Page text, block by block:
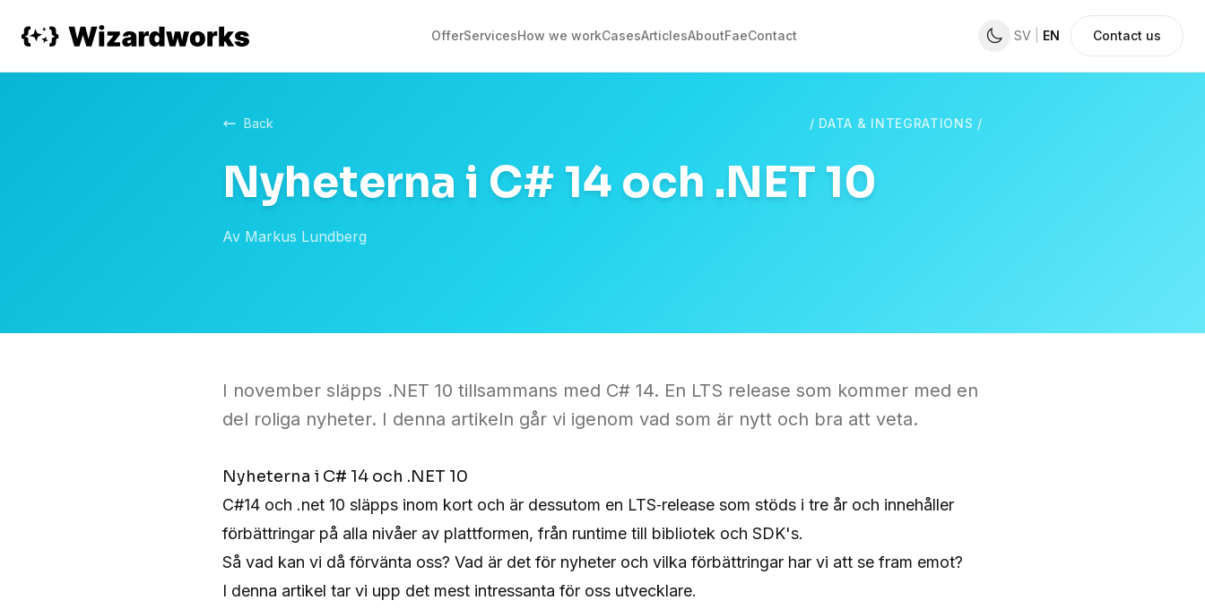
OfferServicesHow we workCasesArticlesAboutFaeContact SV EN Contact us
Back / DATA & INTEGRATIONS /
Nyheterna i C# 14 och .NET 10
Av Markus Lundberg
I november släpps .NET 10 tillsammans med C# 14. En LTS release som kommer med en
del roliga nyheter. I denna artikeln går vi igenom vad som är nytt och bra att veta.
Nyheterna i C# 14 och .NET 10
C#14 och .net 10 släpps inom kort och är dessutom en LTS‑release som stöds i tre år och innehåller
förbättringar på alla nivåer av plattformen, från runtime till bibliotek och SDK's.
Så vad kan vi då förvänta oss? Vad är det för nyheter och vilka förbättringar har vi att se fram emot?
I denna artikel tar vi upp det mest intressanta för oss utvecklare.